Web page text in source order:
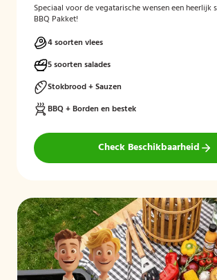
Speciaal voor de vegatarische wensen een heerlijk
BBQ Pakket!
4 soorten vlees
5 soorten salades
Stokbrood + Sauzen
BBQ + Borden en bestek
Check Beschikbaarheid